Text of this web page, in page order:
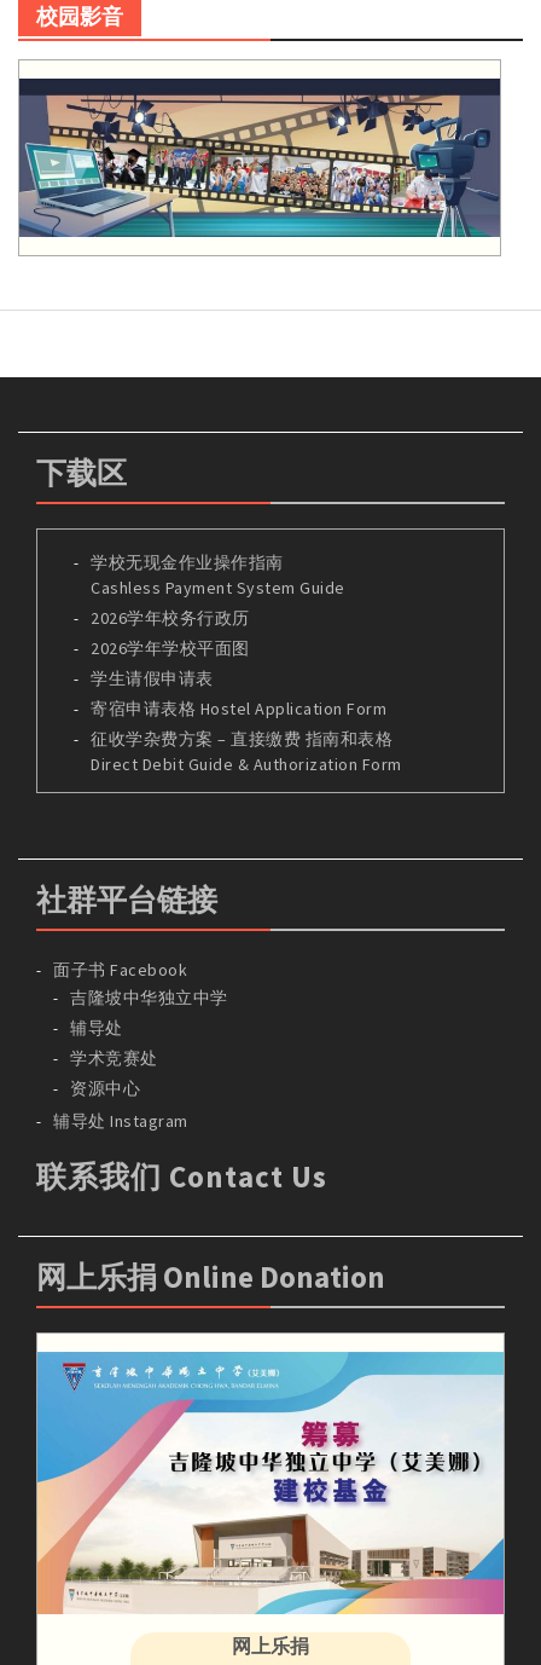
校园影音
下载区
学校无现金作业操作指南
Cashless Payment System Guide
2026学年校务行政历
2026学年学校平面图
学生请假申请表
寄宿申请表格 Hostel Application Form
征收学杂费方案 – 直接缴费 指南和表格
Direct Debit Guide & Authorization Form
社群平台链接
面子书 Facebook
吉隆坡中华独立中学
辅导处
学术竞赛处
资源中心
辅导处 Instagram
联系我们 Contact Us
网上乐捐 Online Donation
网上乐捐